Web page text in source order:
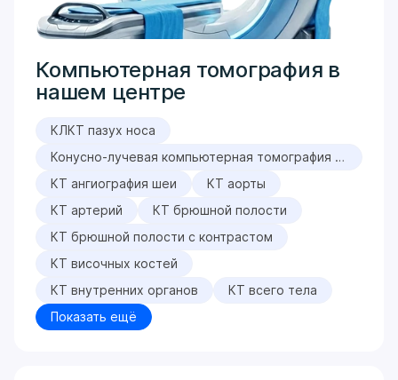
Компьютерная томография в
нашем центре
КЛКТ пазух носа
Конусно-лучевая компьютерная томография (КЛКТ)
КТ ангиография шеи
КТ аорты
КТ артерий
КТ брюшной полости
КТ брюшной полости с контрастом
КТ височных костей
КТ внутренних органов
КТ всего тела
Показать ещё